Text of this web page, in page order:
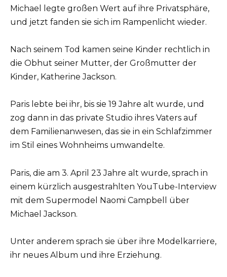
Michael legte großen Wert auf ihre Privatsphäre,
und jetzt fanden sie sich im Rampenlicht wieder.
Nach seinem Tod kamen seine Kinder rechtlich in
die Obhut seiner Mutter, der Großmutter der
Kinder, Katherine Jackson.
Paris lebte bei ihr, bis sie 19 Jahre alt wurde, und
zog dann in das private Studio ihres Vaters auf
dem Familienanwesen, das sie in ein Schlafzimmer
im Stil eines Wohnheims umwandelte.
Paris, die am 3. April 23 Jahre alt wurde, sprach in
einem kürzlich ausgestrahlten YouTube-Interview
mit dem Supermodel Naomi Campbell über
Michael Jackson.
Unter anderem sprach sie über ihre Modelkarriere,
ihr neues Album und ihre Erziehung.